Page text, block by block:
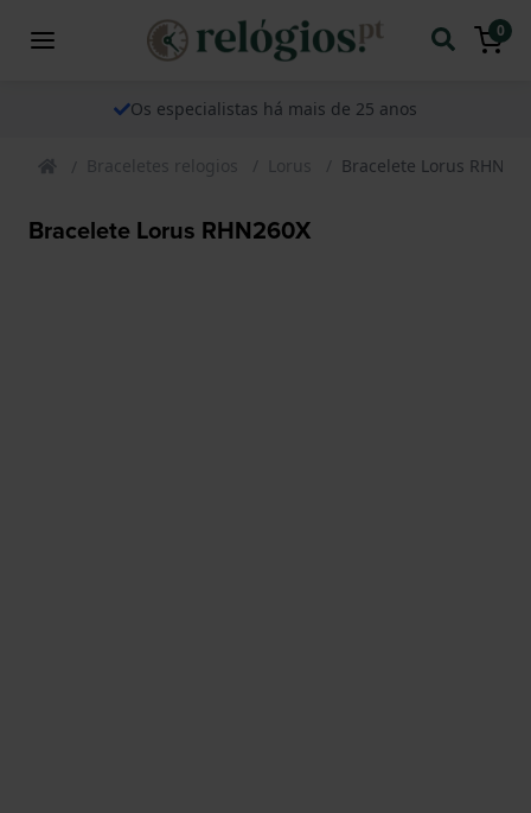
0
Os especialistas há mais de 25 anos
Braceletes relogios Lorus Bracelete Lorus
Bracelete Lorus RHN260X